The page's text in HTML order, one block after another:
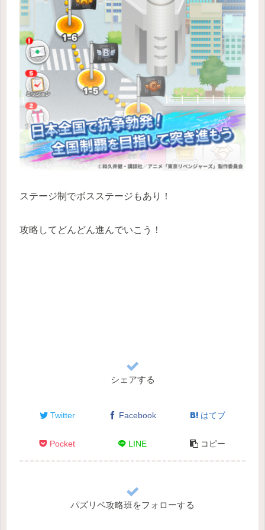
ステージ制でボスステージもあり！
攻略してどんどん進んでいこう！
シェアする
Twitter Facebook はてブ
Pocket LINE コピー
パズリベ攻略班をフォローする